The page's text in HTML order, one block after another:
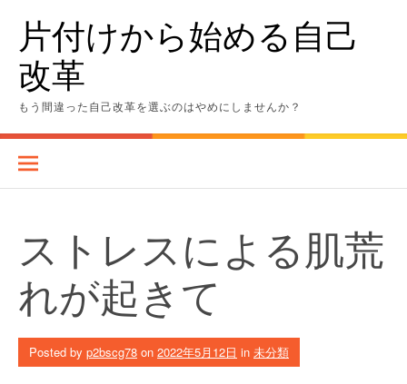
content片付けから始める自己
改革
もう間違った自己改革を選ぶのはやめにしませんか？
ストレスによる肌荒
れが起きて
Posted by p2bscg78 on 2022年5月12日 in 未分類